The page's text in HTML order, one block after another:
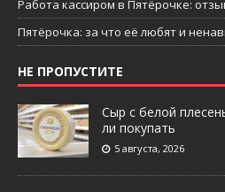
Работа кассиром в Пятёрочке:
Пятёрочка: за что её любят и
НЕ ПРОПУСТИТЕ
Сыр с белой
ли покупать
5 августа, 2026